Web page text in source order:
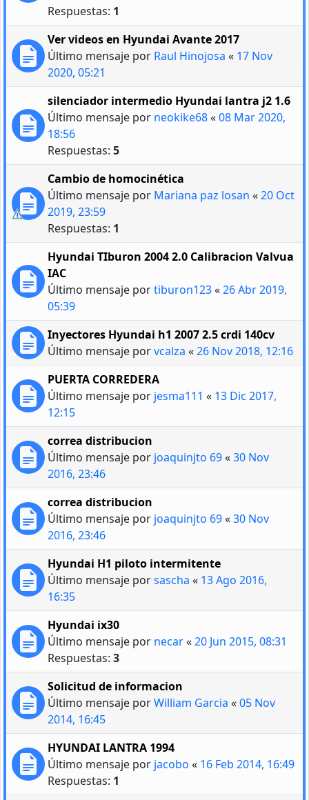
Respuestas: 1
Ver videos en Hyundai Avante 2017
Último mensaje por Raul Hinojosa « 17 Nov
2020, 05:21
silenciador intermedio Hyundai lantra j2 1.6
Último mensaje por neokike68«08 Mar 2020,
18:56
Respuestas: 5
Cambio de homocinética
Último mensaje por Mariana paz losan «20 Oct
2019, 23:59
Respuestas: 1
Hyundai TIburon 2004 2.0 Calibracion Valvua
IAC
Último mensaje portiburon123«26 Abr 2019,
05:39
Inyectores Hyundai h1 2007 2.5 crdi 140cv
Último mensaje porvcalza «26 Nov 2018, 12:16
PUERTA CORREDERA
Último mensaje por jesma111 « 13 Dic 2017,
12:15
correa distribucion
Último mensaje por joaquinjto 69«30 Nov
2016, 23:46
correa distribucion
Último mensaje por joaquinjto 69«30 Nov
2016, 23:46
Hyundai H1 piloto intermitente
Último mensaje porsascha « 13 Ago 2016,
16:35
Hyundai ix30
Último mensaje por necar«20 Jun 2015, 08:31
Respuestas: 3
Solicitud de informacion
Último mensaje porWilliam Garcia «05 Nov
2014, 16:45
HYUNDAI LANTRA 1994
Último mensaje por jacobo « 16 Feb 2014, 16:49
Respuestas: 1